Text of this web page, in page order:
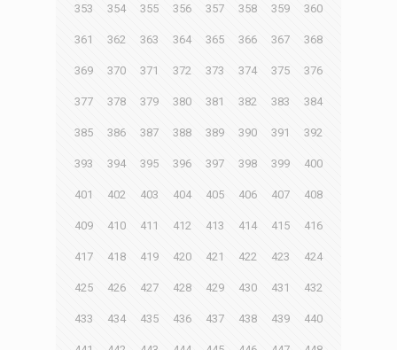
353 354 355 356 357 358 359 360
361 362 363 364 365 366 367 368
369 370 371 372 373 374 375 376
377 378 379 380 381 382 383 384
385 386 387 388 389 390 391 392
393 394 395 396 397 398 399 400
401 402 403 404 405 406 407 408
409 410 411 412 413 414 415 416
417 418 419 420 421 422 423 424
425 426 427 428 429 430 431 432
433 434 435 436 437 438 439 440